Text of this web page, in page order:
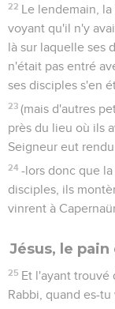
22 Le lendemain,
voyant qu'il n'y
là sur laquelle ses
n'était pas entré
ses disciples s'en
23 (mais d'autres
près du lieu où ils
Seigneur eut rendu
24 -lors donc que
disciples, ils
vinrent à
Jésus, le pain
25 Et l'ayant trouvé
Rabbi, quand es-tu